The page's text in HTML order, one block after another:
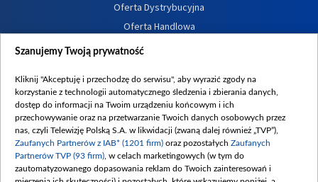
Oferta Dystrybucyjna
Oferta Handlowa
Dostępność
Procedura zgłoszeń wewnętrznych
Szanujemy Twoją prywatność
Kliknij "Akceptuję i przechodzę do serwisu", aby wyrazić zgody na
korzystanie z technologii automatycznego śledzenia i zbierania danych,
dostęp do informacji na Twoim urządzeniu końcowym i ich
przechowywanie oraz na przetwarzanie Twoich danych osobowych przez
nas, czyli Telewizję Polską S.A. w likwidacji (zwaną dalej również „TVP”),
Zaufanych Partnerów z IAB* (1201 firm) oraz pozostałych Zaufanych
Partnerów TVP (93 firm) , w celach marketingowych (w tym do
zautomatyzowanego dopasowania reklam do Twoich zainteresowań i